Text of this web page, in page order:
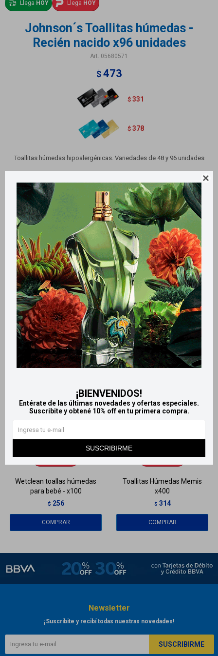

¡BIENVENIDOS!
Entérate de las últimas novedades y ofertas especiales.
Suscribite y obtené 10% off en tu primera compra.
SUSCRIBIRME
Llega HOY Llega HOY
Johnson´s Toallitas húmedas -
Recién nacido x96 unidades
05680571
$ 473
$ 331
$ 378
Toallitas húmedas hipoalergénicas. Variedades de 48 y 96 unidades
Métodos y costos de envío
Retiros gratuitos en tiendas
Productos que te pueden interesar
LlegaHOY
Wetclean toallas húmedas
para bebé - x100
$ 256
LlegaHOY
Toallitas Húmedas Memis
x400
$ 314
Newsletter
¡Suscribite y recibí todas nuestras novedades!
SUSCRIBIRME